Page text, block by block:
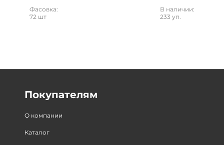
Фасовка:
72 шт
В наличии:
233 уп.
Покупателям
О компании
Каталог